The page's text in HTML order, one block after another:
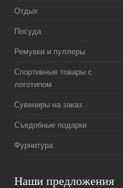
Отдых
Посуда
Ремувки и пуллеры
Спортивные товары с
логотипом
Сувениры на заказ
Съедобные подарки
Фурнитура
Наши предложения